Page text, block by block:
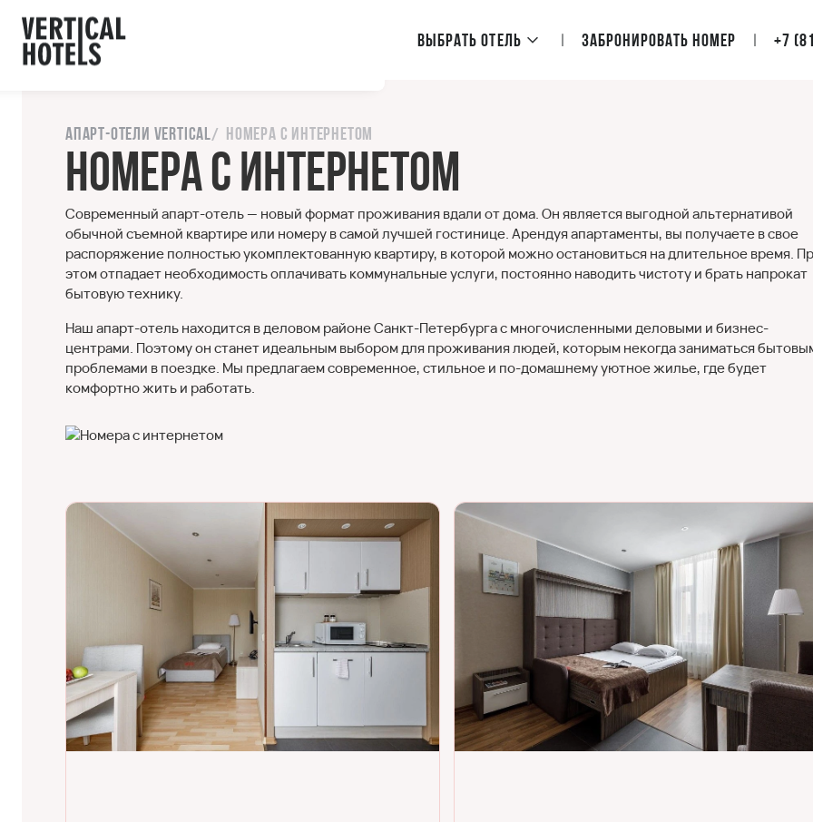
Выбрать отель Забронировать номер +7
Апарт-отели Vertical Номера с интернетом
Номера с интернетом
Современный апарт-отель — новый формат проживания вдали от дома. Он является выгодной альтернативой
обычной съемной квартире или номеру в самой лучшей гостинице. Арендуя апартаменты, вы получаете в свое
распоряжение полностью укомплектованную квартиру, в которой можно остановиться на длительное время.
этом отпадает необходимость оплачивать коммунальные услуги, постоянно наводить чистоту и брать напрокат
бытовую технику.
Наш апарт-отель находится в деловом районе Санкт-Петербурга с многочисленными деловыми и бизнес-
центрами. Поэтому он станет идеальным выбором для проживания людей, которым некогда заниматься
проблемами в поездке. Мы предлагаем современное, стильное и по-домашнему уютное жилье, где будет
комфортно жить и работать.
с сайтом.